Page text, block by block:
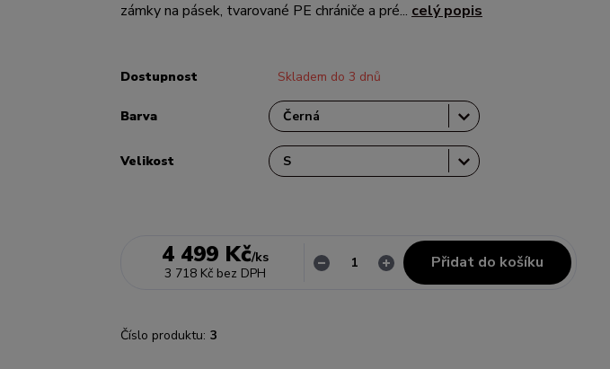
zámky na pásek, tvarované PE chrániče a pré... celý popis
Dostupnost Skladem do 3 dnů
Barva
Velikost
4 499 Kč/ks
3 718 Kč bez DPH
Přidat do košíku
Číslo produktu: 3